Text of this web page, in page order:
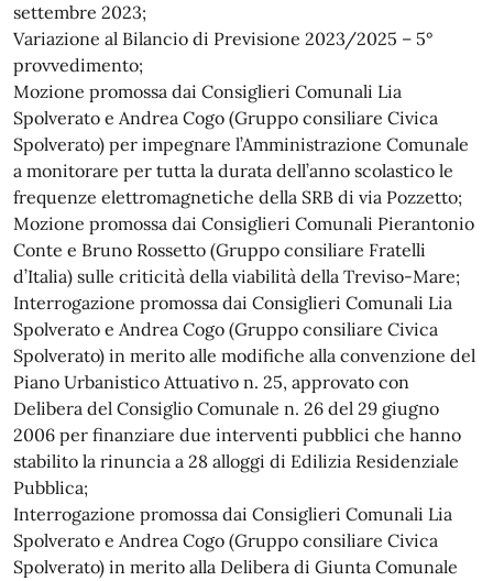
settembre 2023;
Variazione al Bilancio di Previsione 2023/2025 – 5°
provvedimento;
Mozione promossa dai Consiglieri Comunali Lia
Spolverato e Andrea Cogo (Gruppo consiliare Civica
Spolverato) per impegnare l’Amministrazione Comunale
a monitorare per tutta la durata dell’anno scolastico le
frequenze elettromagnetiche della SRB di via Pozzetto;
Mozione promossa dai Consiglieri Comunali Pierantonio
Conte e Bruno Rossetto (Gruppo consiliare Fratelli
d’Italia) sulle criticità della viabilità della Treviso-Mare;
Interrogazione promossa dai Consiglieri Comunali Lia
Spolverato e Andrea Cogo (Gruppo consiliare Civica
Spolverato) in merito alle modifiche alla convenzione del
Piano Urbanistico Attuativo n. 25, approvato con
Delibera del Consiglio Comunale n. 26 del 29 giugno
2006 per finanziare due interventi pubblici che hanno
stabilito la rinuncia a 28 alloggi di Edilizia Residenziale
Pubblica;
Interrogazione promossa dai Consiglieri Comunali Lia
Spolverato e Andrea Cogo (Gruppo consiliare Civica
Spolverato) in merito alla Delibera di Giunta Comunale